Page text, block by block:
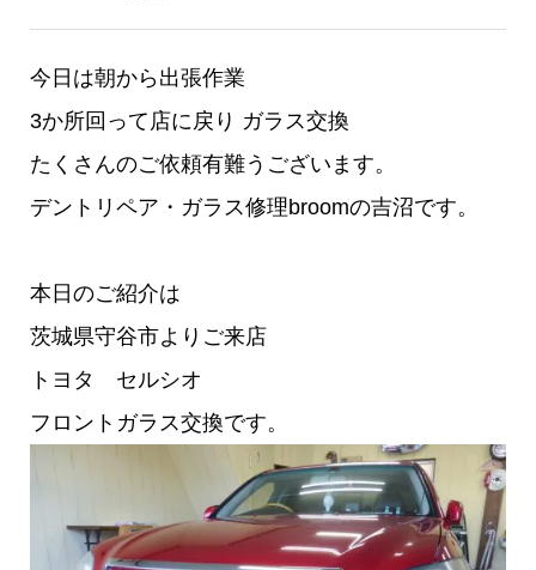
今日は朝から出張作業
3か所回って店に戻り ガラス交換
たくさんのご依頼有難うございます。
デントリペア・ガラス修理broomの吉沼です。
本日のご紹介は
茨城県守谷市よりご来店
トヨタ セルシオ
フロントガラス交換です。